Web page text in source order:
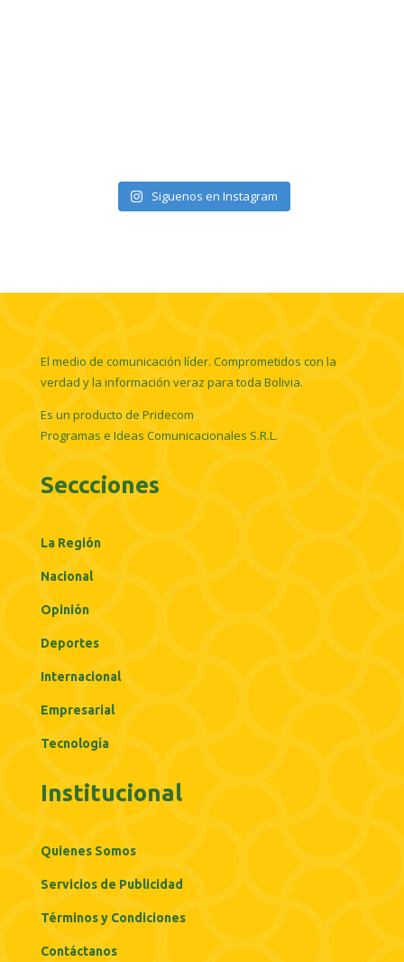
Siguenos en Instagram
El medio de comunicación líder. Comprometidos con la
verdad y la información veraz para toda Bolivia.
Es un producto de Pridecom
Programas e Ideas Comunicacionales S.R.L.
Seccciones
La Región
Nacional
Opinión
Deportes
Internacional
Empresarial
Tecnología
Institucional
Quienes Somos
Servicios de Publicidad
Términos y Condiciones
Contáctanos